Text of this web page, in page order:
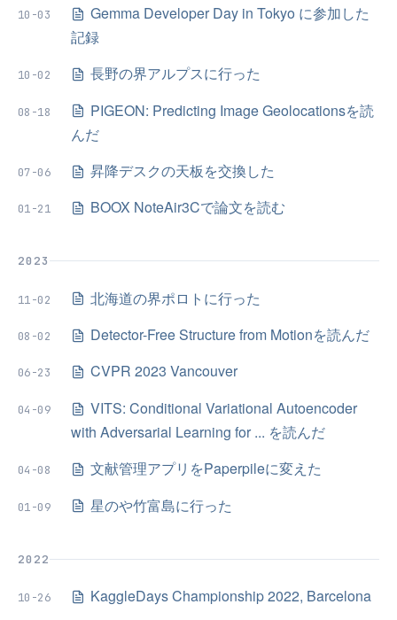
10-03
Gemma Developer Day in Tokyo に参加した
記録
10-02 長野の界アルプスに行った
08-18
PIGEON: Predicting Image Geolocationsを読
んだ
07-06 昇降デスクの天板を交換した
01-21 BOOX NoteAir3Cで論文を読む
2023
11-02 北海道の界ポロトに行った
08-02 Detector-Free Structure from Motionを読んだ
06-23 CVPR 2023 Vancouver
04-09
VITS: Conditional Variational Autoencoder
with Adversarial Learning for ... を読んだ
04-08 文献管理アプリをPaperpileに変えた
01-09 星のや竹富島に行った
2022
10-26 KaggleDays Championship 2022, Barcelona